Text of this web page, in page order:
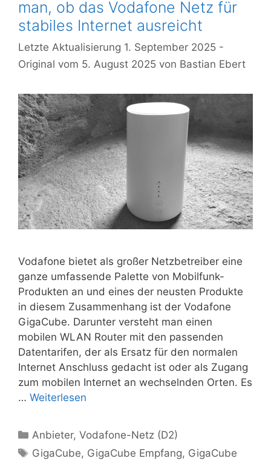
man, ob das Vodafone Netz für
stabiles Internet ausreicht
1. September 2025
5. August 2025 von Bastian Ebert
Vodafone bietet als großer Netzbetreiber eine
ganze umfassende Palette von Mobilfunk-
Produkten an und eines der neusten Produkte
in diesem Zusammenhang ist der Vodafone
GigaCube. Darunter versteht man einen
mobilen WLAN Router mit den passenden
Datentarifen, der als Ersatz für den normalen
Internet Anschluss gedacht ist oder als Zugang
zum mobilen Internet an wechselnden Orten. Es
… Weiterlesen
Kategorien
Anbieter,Vodafone-Netz (D2)
Schlagwörter
GigaCube, GigaCube Empfang, GigaCube